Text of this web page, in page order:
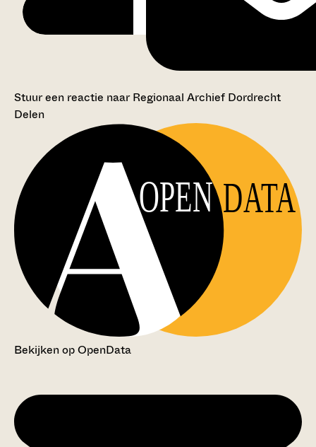
Stuur een reactie naar Regionaal Archief Dordrecht
Delen
OPEN DATA
Bekijken op OpenData